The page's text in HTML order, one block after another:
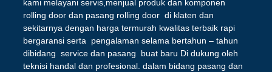
kami melayani servis,menjual produk dan komponen
rolling door dan pasang rolling door di klaten dan
sekitarnya dengan harga termurah kwalitas terbaik rapi
bergaransi serta pengalaman selama bertahun – tahun
dibidang service dan pasang buat baru Di dukung oleh
teknisi handal dan profesional. dalam bidang pasang dan